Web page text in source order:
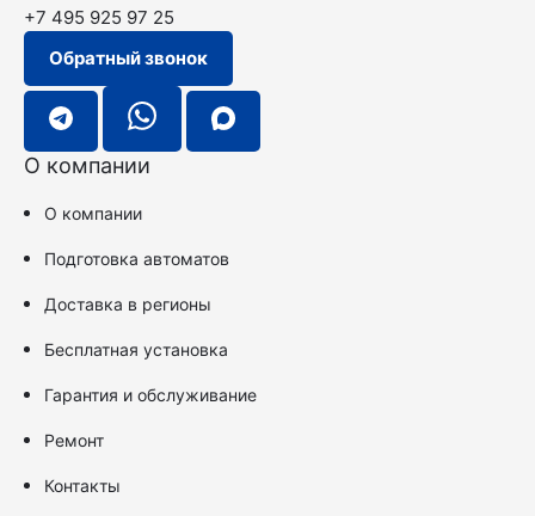
+7 495 925 97 25
Обратный звонок
О компании
О компании
Подготовка автоматов
Доставка в регионы
Бесплатная установка
Гарантия и обслуживание
Ремонт
Контакты